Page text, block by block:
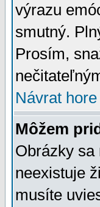
výrazu
smutný.
Prosím,
Návrat hore
Môžem
Obrázky sa
neexistuje
musíte